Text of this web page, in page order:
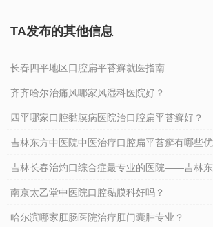
TA发布的其他信息
长春四平地区口腔扁平苔癣就医指南
齐齐哈尔治痛风哪家风湿科医院好？
四平哪家口腔黏膜病医院治口腔扁平苔癣好？
吉林东方中医院中医治疗口腔扁平苔癣有哪些优
吉林长春治灼口综合症最专业的医院——吉林
南京太乙堂中医院口腔黏膜科好吗？
哈尔滨哪家肛肠医院治疗肛门囊肿专业？